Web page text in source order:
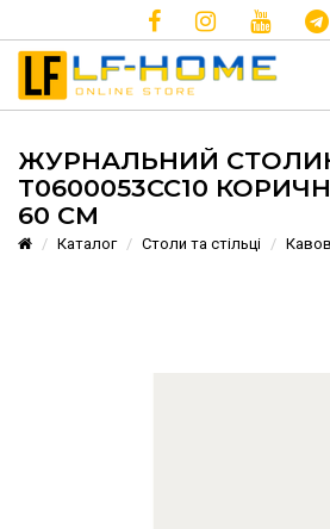
ЖУРНАЛЬНИЙ СТОЛИК
T0600053CC10
60 СМ
Каталог Столи та стільці